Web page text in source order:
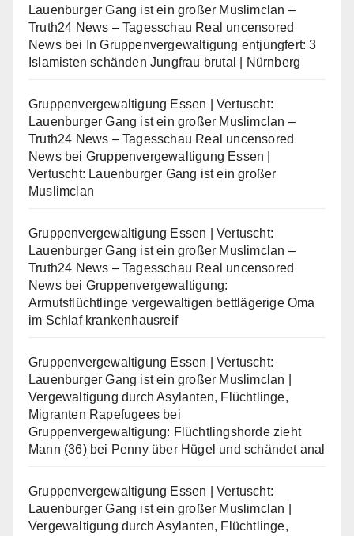
Lauenburger Gang ist ein großer Muslimclan –
Truth24 News – Tagesschau Real uncensored
Newsbei
In Gruppenvergewaltigung entjungfert: 3
Islamisten schänden Jungfrau brutal | Nürnberg
Gruppenvergewaltigung Essen | Vertuscht:
Lauenburger Gang ist ein großer Muslimclan –
Truth24 News – Tagesschau Real uncensored
Newsbei Gruppenvergewaltigung Essen |
Vertuscht: Lauenburger Gang ist ein großer
Muslimclan
Gruppenvergewaltigung Essen | Vertuscht:
Lauenburger Gang ist ein großer Muslimclan –
Truth24 News – Tagesschau Real uncensored
Newsbei Gruppenvergewaltigung:
Armutsflüchtlinge vergewaltigen bettlägerige Oma
im Schlaf krankenhausreif
Gruppenvergewaltigung Essen | Vertuscht:
Lauenburger Gang ist ein großer Muslimclan |
Vergewaltigung durch Asylanten, Flüchtlinge,
Migranten Rapefugees bei
Gruppenvergewaltigung: Flüchtlingshorde zieht
Mann (36) bei Penny über Hügel und schändet anal
Gruppenvergewaltigung Essen | Vertuscht:
Lauenburger Gang ist ein großer Muslimclan |
Vergewaltigung durch Asylanten, Flüchtlinge,